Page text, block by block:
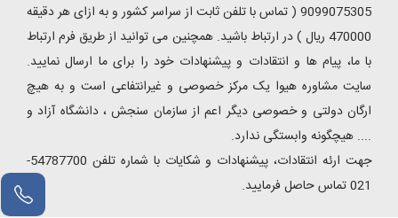
9099075305 ( تماس با تلفن ثابت از سراسر کشور و به ازای هر دقیقه
470000 ریال ) در ارتباط باشید. همچنین می توانید از طریق فرم ارتباط
با ما، پیام ها و انتقادات و پیشنهادات خود را برای ما ارسال نمایید.
سایت مشاوره هیوا یک مرکز خصوصی و غیرانتفاعی است و به هیچ
ارگان دولتی و خصوصی دیگر اعم از سازمان سنجش ، دانشگاه آزاد و
.... هیچگونه وابستگی ندارد.
جهت ارئه انتقادات، پیشنهادات و شکایات با شماره تلفن 54787700-
021 تماس حاصل فرمایید.